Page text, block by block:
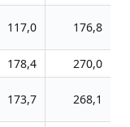
117,0 176,8
178,4
270,0
173,7 268,1